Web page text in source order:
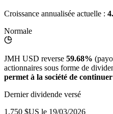
Croissance annualisée actuelle :
Normale
JMH USD reverse 59.68%
actionnaires sous forme de
permet à la société de
Dernier dividende versé
1,750 $US le 19/03/2026